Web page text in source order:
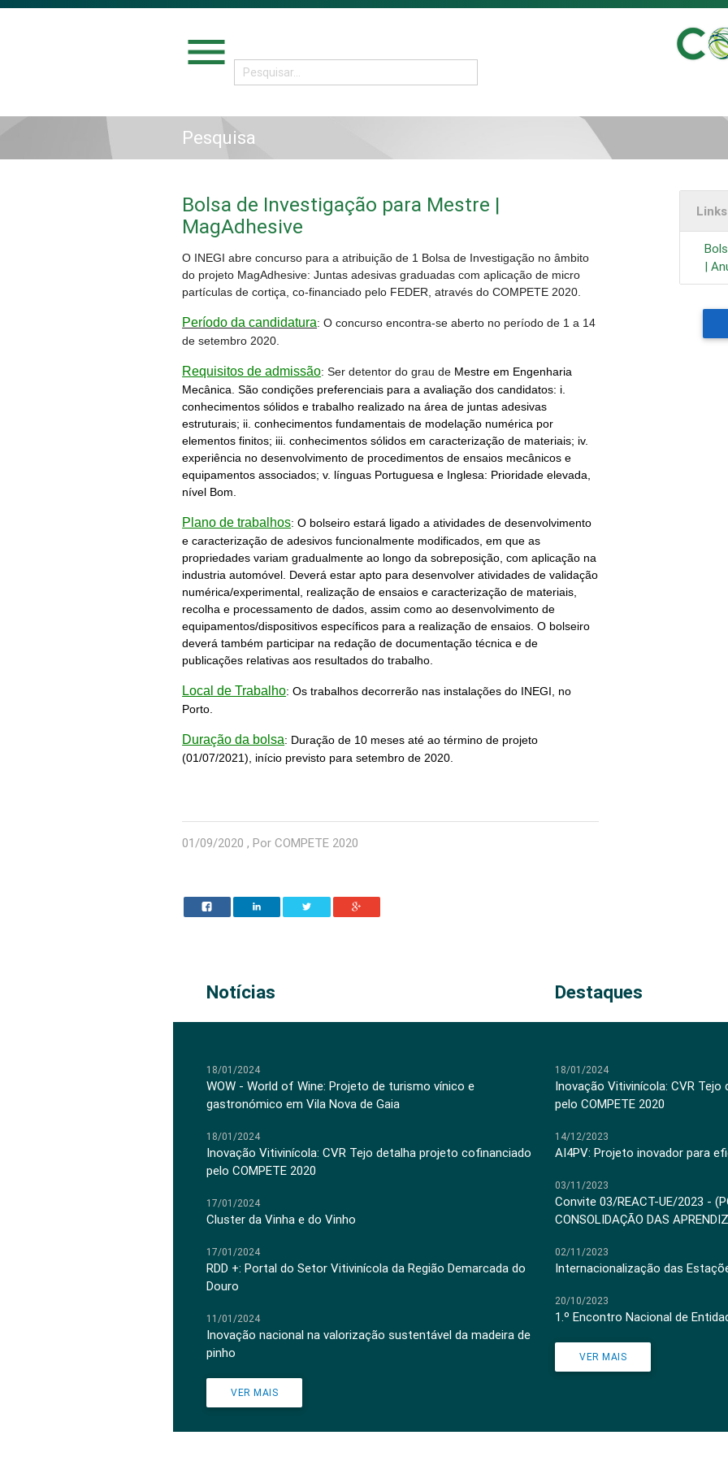
menu
Pesquisa
Bolsa de Investigação para Mestre |
MagAdhesive
O INEGI abre concurso para a atribuição de 1 Bolsa de Investigação no âmbito
do projeto MagAdhesive: Juntas adesivas graduadas com aplicação de micro
partículas de cortiça, co-financiado pelo FEDER, através do COMPETE 2020.
Período da candidatura: O concurso encontra-se aberto no período de 1 a 14
de setembro 2020.
Requisitos de admissão: Ser detentor do grau de Mestre em Engenharia
Mecânica. São condições preferenciais para a avaliação dos candidatos: i.
conhecimentos sólidos e trabalho realizado na área de juntas adesivas
estruturais; ii. conhecimentos fundamentais de modelação numérica por
elementos finitos; iii. conhecimentos sólidos em caracterização de materiais; iv.
experiência no desenvolvimento de procedimentos de ensaios mecânicos e
equipamentos associados; v. línguas Portuguesa e Inglesa: Prioridade elevada,
nível Bom.
Plano de trabalhos: O bolseiro estará ligado a atividades de desenvolvimento
e caracterização de adesivos funcionalmente modificados, em que as
propriedades variam gradualmente ao longo da sobreposição, com aplicação na
industria automóvel. Deverá estar apto para desenvolver atividades de validação
numérica/experimental, realização de ensaios e caracterização de materiais,
recolha e processamento de dados, assim como ao desenvolvimento de
equipamentos/dispositivos específicos para a realização de ensaios. O bolseiro
deverá também participar na redação de documentação técnica e de
publicações relativas aos resultados do trabalho.
Local de Trabalho: Os trabalhos decorrerão nas instalações do INEGI, no
Porto.
Duração da bolsa: Duração de 10 meses até ao término de projeto
(01/07/2021), início previsto para setembro de 2020.
01/09/2020 , Por COMPETE 2020
|
Notícias Destaques
18/01/2024
WOW - World of Wine: Projeto de turismo vínico e
gastronómico em Vila Nova de Gaia
18/01/2024
Inovação Vitivinícola: CVR Tejo detalha projeto cofinanciado
pelo COMPETE 2020
17/01/2024
Cluster da Vinha e do Vinho
17/01/2024
RDD +: Portal do Setor Vitivinícola da Região Demarcada do
Douro
11/01/2024
Inovação nacional na valorização sustentável da madeira de
pinho
VER MAIS
18/01/2024
Inovação Vitivinícola: CVR
pelo COMPETE 2020
14/12/2023
AI4PV: Projeto inovador para
03/11/2023
Convite 03/REACT-UE/2023 -
CONSOLIDAÇÃO DAS
02/11/2023
Internacionalização das
20/10/2023
1.º Encontro Nacional de
VER MAIS